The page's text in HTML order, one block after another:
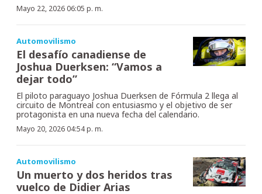
Mayo 22, 2026 06:05 p. m.
Automovilismo
El desafío canadiense de
Joshua Duerksen: “Vamos a
dejar todo”
El piloto paraguayo Joshua Duerksen de Fórmula 2 llega al
circuito de Montreal con entusiasmo y el objetivo de ser
protagonista en una nueva fecha del calendario.
Mayo 20, 2026 04:54 p. m.
Automovilismo
Un muerto y dos heridos tras
vuelco de Didier Arias